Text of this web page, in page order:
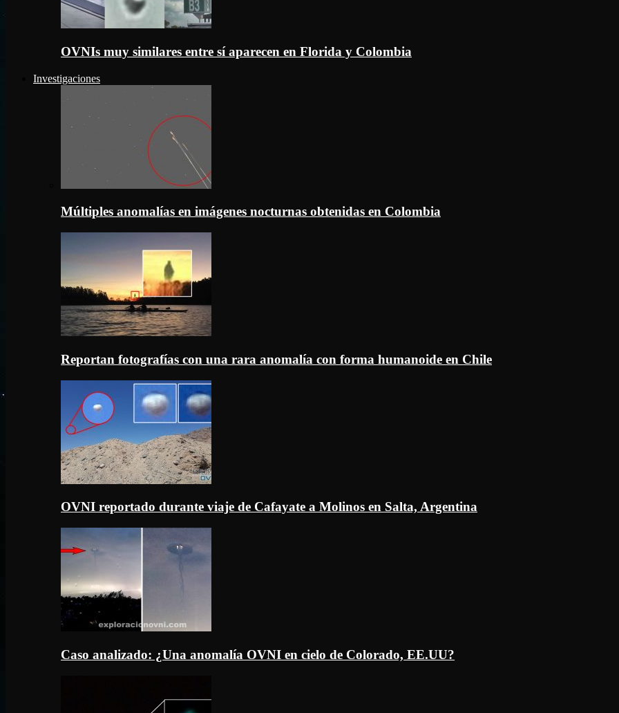
OVNIs muy similares entre sí aparecen en Florida y Colombia
Investigaciones
Múltiples anomalías en imágenes nocturnas obtenidas en Colombia
Reportan fotografías con una rara anomalía con forma humanoide en Chile
OVNI reportado durante viaje de Cafayate a Molinos en Salta, Argentina
Caso analizado: ¿Una anomalía OVNI en cielo de Colorado, EE.UU?